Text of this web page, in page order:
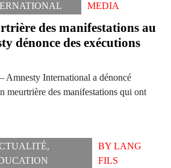
MEDIA
des manifestations au
dénonce des exécutions
Amnesty International a dénoncé
meurtrière des manifestations qui ont
,
BYLANG
FILS